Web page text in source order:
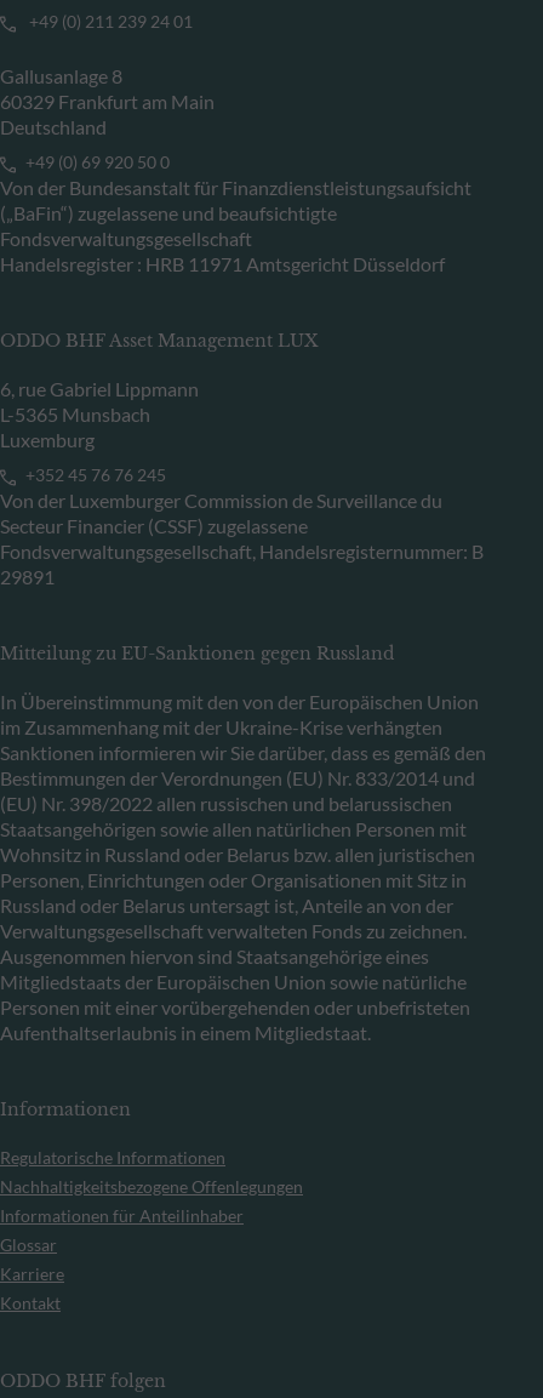
+49 (0) 211 239 24 01
Gallusanlage 8
60329 Frankfurt am Main
Deutschland
+49 (0) 69 920 50 0
Von der Bundesanstalt für Finanzdienstleistungsaufsicht
(„BaFin“) zugelassene und beaufsichtigte
Fondsverwaltungsgesellschaft
Handelsregister : HRB 11971 Amtsgericht Düsseldorf
ODDO BHF Asset Management LUX
6, rue Gabriel Lippmann
L-5365 Munsbach
Luxemburg
+352 45 76 76 245
Von der Luxemburger Commission de Surveillance du
Secteur Financier (CSSF) zugelassene
Fondsverwaltungsgesellschaft, Handelsregisternummer: B
29891
Mitteilung zu EU-Sanktionen gegen Russland
In Übereinstimmung mit den von der Europäischen Union
im Zusammenhang mit der Ukraine-Krise verhängten
Sanktionen informieren wir Sie darüber, dass es gemäß den
Bestimmungen der Verordnungen (EU) Nr. 833/2014 und
(EU) Nr. 398/2022 allen russischen und belarussischen
Staatsangehörigen sowie allen natürlichen Personen mit
Wohnsitz in Russland oder Belarus bzw. allen juristischen
Personen, Einrichtungen oder Organisationen mit Sitz in
Russland oder Belarus untersagt ist, Anteile an von der
Verwaltungsgesellschaft verwalteten Fonds zu zeichnen.
Ausgenommen hiervon sind Staatsangehörige eines
Mitgliedstaats der Europäischen Union sowie natürliche
Personen mit einer vorübergehenden oder unbefristeten
Aufenthaltserlaubnis in einem Mitgliedstaat.
Informationen
Regulatorische Informationen
Nachhaltigkeitsbezogene Offenlegungen
Informationen für Anteilinhaber
Glossar
Karriere
Kontakt
ODDO BHF folgen